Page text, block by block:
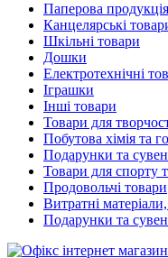
Паперова продукція
Канцелярські
Шкільні товари
Дошки
Електротехнічні
Іграшки
Інші товари
Товари для
Побутова хімія та
Подарунки та
Товари для спорту
Продовольчі товари
Витратні матеріали,
Подарунки та